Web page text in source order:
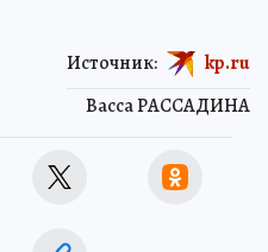
Васса РАССАДИНА
Источник: kp.ru